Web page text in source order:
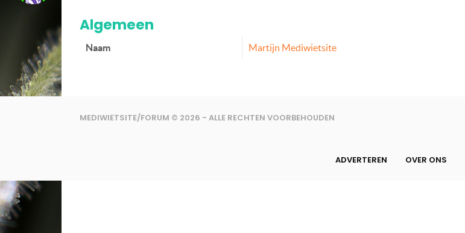
Algemeen
Naam Martijn Mediwietsite
MEDIWIETSITE/FORUM © 2026 - ALLE RECHTEN VOORBEHOUDEN
ADVERTEREN OVER ONS